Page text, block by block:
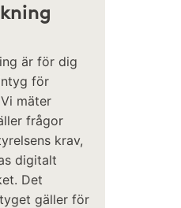
är för dig
för
mäter
frågor
krav,
digitalt
Det
gäller för